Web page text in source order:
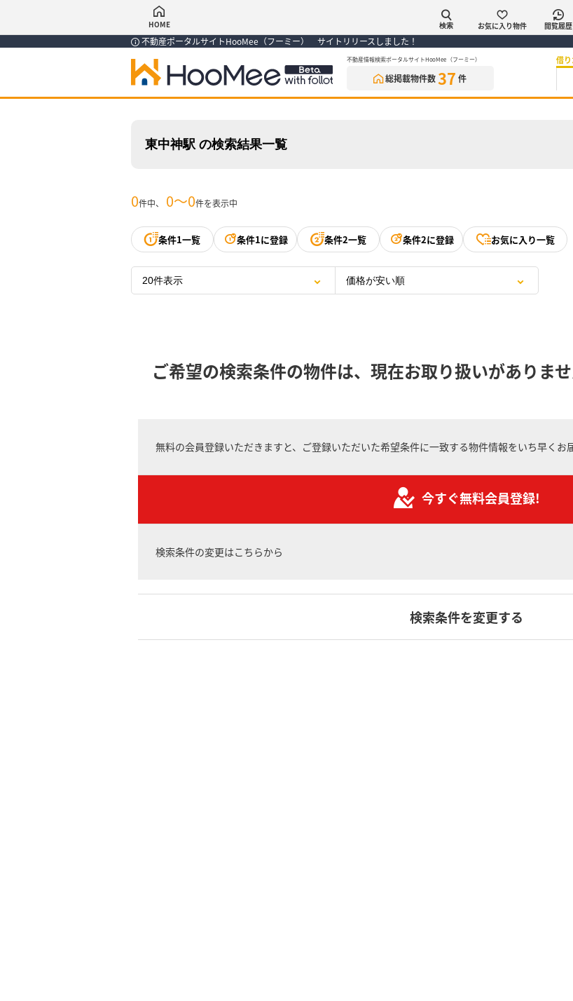
HOME 検索 お気に入り物件 閲覧履歴
不動産ポータルサイトHooMee（フーミー） サイトリリースしました！
不動産情報検索ポータルサイトHooMee（フーミー）
総掲載物件数37 件
借
東中神駅 の検索結果一覧
0件中、 0〜0件を表示中
条件1一覧 条件1に登録 条件2一覧 条件2に登録 お気に入り一覧
ご希望の検索条件の物件は、現在お取り扱いがありませ
無料の会員登録いただきますと、ご登録いただいた希望条件に一致する物件情報をいち早くお
今すぐ無料会員登録!
検索条件の変更はこちらから
検索条件を変更する